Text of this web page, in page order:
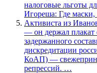
налоговые льготы
Игореша: Где
Активиста из
— он держал
задержанного
дискредитации
КоАП) —
репрессий. …